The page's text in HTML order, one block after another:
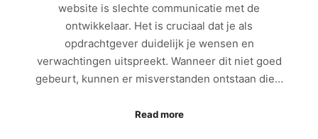
website is slechte communicatie met de
ontwikkelaar. Het is cruciaal dat je als
opdrachtgever duidelijk je wensen en
verwachtingen uitspreekt. Wanneer dit niet goed
gebeurt, kunnen er misverstanden ontstaan die…
Read more